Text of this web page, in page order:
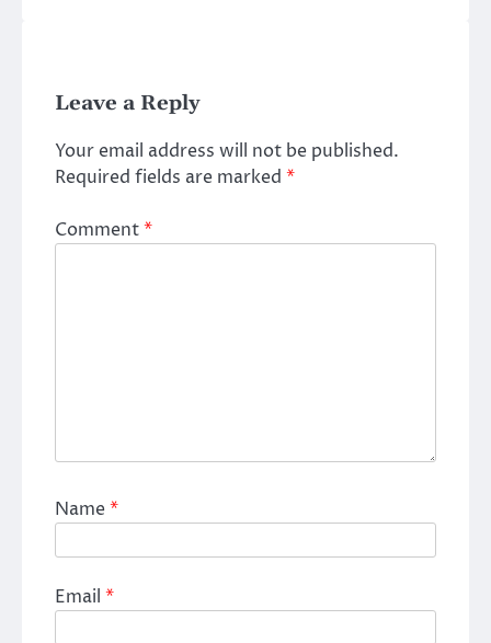
Leave a Reply
Your email address will not be published.
Required fields are marked *
Comment*
Name*
Email *